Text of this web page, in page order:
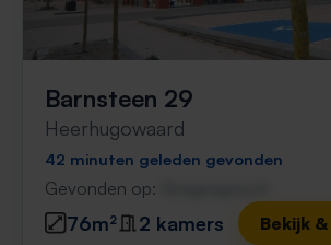
Barnsteen 29
Heerhugowaard
42 minuten geleden gevonden
Gevonden op:
76m² 2 kamers Bekijk